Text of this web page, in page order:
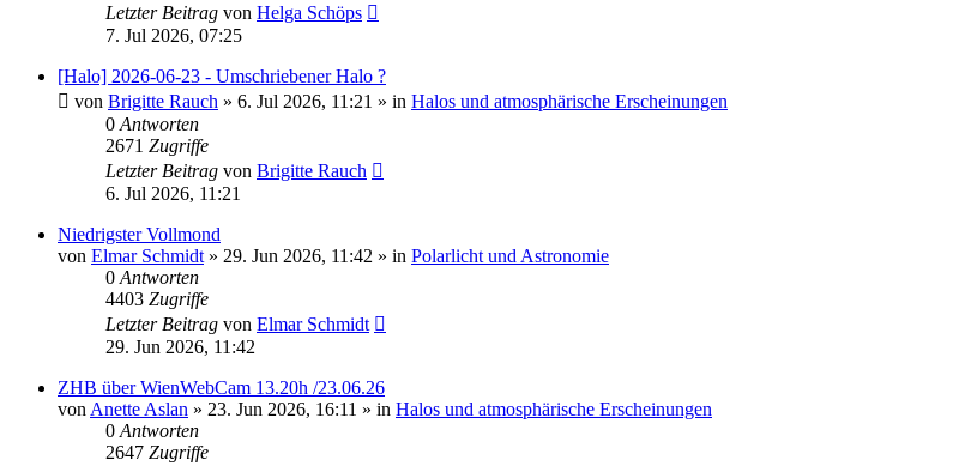
Letzter Beitrag von Helga Schöps
7. Jul 2026, 07:25
[Halo] 2026-06-23 - Umschriebener Halo ?
von Brigitte Rauch » 6. Jul 2026, 11:21 » in Halos und atmosphärische Erscheinungen
0 Antworten
2671 Zugriffe
Letzter Beitrag von Brigitte Rauch
6. Jul 2026, 11:21
Niedrigster Vollmond
von Elmar Schmidt » 29. Jun 2026, 11:42 » in Polarlicht und Astronomie
0 Antworten
4403 Zugriffe
Letzter Beitrag von Elmar Schmidt
29. Jun 2026, 11:42
ZHB über WienWebCam 13.20h /23.06.26
von Anette Aslan » 23. Jun 2026, 16:11 » in Halos und atmosphärische Erscheinungen
0 Antworten
2647 Zugriffe